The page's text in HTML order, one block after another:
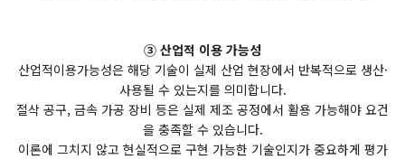
③ 산업적 이용 가능성
산업적이용가능성은 해당 기술이 실제 산업 현장에서 반복적으로 생산·
사용될 수 있는지를 의미합니다.
절삭 공구, 금속 가공 장비 등은 실제 제조 공정에서 활용 가능해야 요건
을 충족할 수 있습니다.
이론에 그치지 않고 현실적으로 구현 가능한 기술인지가 중요하게 평가